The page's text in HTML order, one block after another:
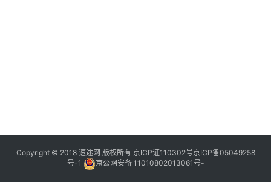
Copyright © 2018 速途网 版权所有 京ICP证110302号京ICP备05049258
号-1
京公网安备 11010802013061号-